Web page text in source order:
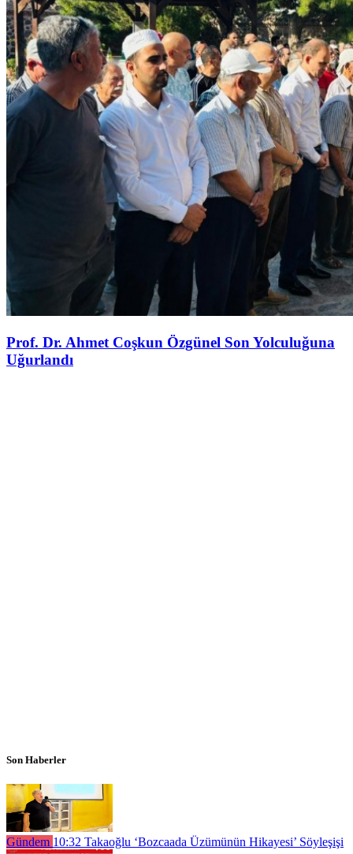
Prof. Dr. Ahmet Coşkun Özgünel Son Yolculuğuna
Uğurlandı
Son Haberler
Gündem 10:32 Takaoğlu ‘Bozcaada Üzümünün Hikayesi’ Söyleşişi